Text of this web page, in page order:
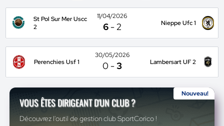
St Pol Sur Mer Uscc
2
11/04/2026
6 -2 Nieppe Ufc 1
Perenchies Usf 1
30/05/2026
0 -3 Lambersart UF 2
Nouveau!
VOUS ÊTES DIRIGEANT D'UN CLUB ?
Découvrez l'outil de gestion club SportCorico !